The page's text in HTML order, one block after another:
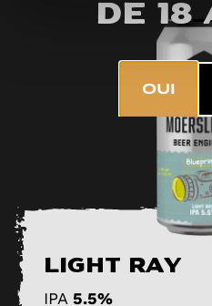
de 18
OUI
Light Ray
IPA 5.5%